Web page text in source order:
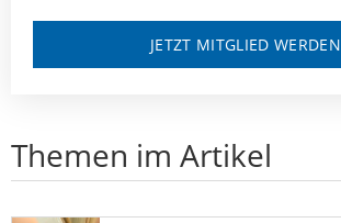
JETZT MITGLIED WERDEN
Themen im Artikel